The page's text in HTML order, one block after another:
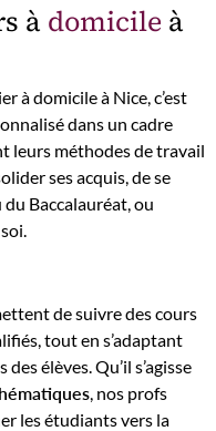
à domicile à
à domicile à Nice, c’est
dans un cadre
leurs méthodes de travail
ses acquis, de se
Baccalauréat, ou
de suivre des cours
tout en s’adaptant
élèves. Qu’il s’agisse
, nos profs
les étudiants vers la